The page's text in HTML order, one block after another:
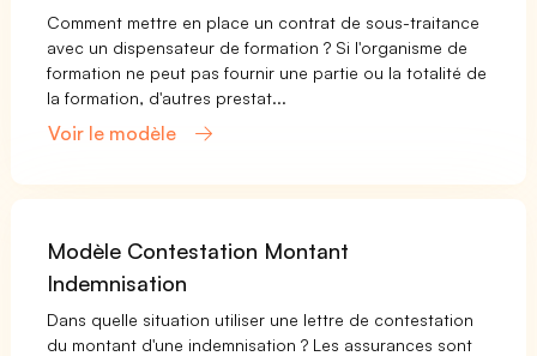
Comment mettre en place un contrat de sous-traitance
avec un dispensateur de formation ? Si l'organisme de
formation ne peut pas fournir une partie ou la totalité de
la formation, d'autres prestat...
Voir le modèle
Modèle Contestation Montant
Indemnisation
Dans quelle situation utiliser une lettre de contestation
du montant d'une indemnisation ? Les assurances sont